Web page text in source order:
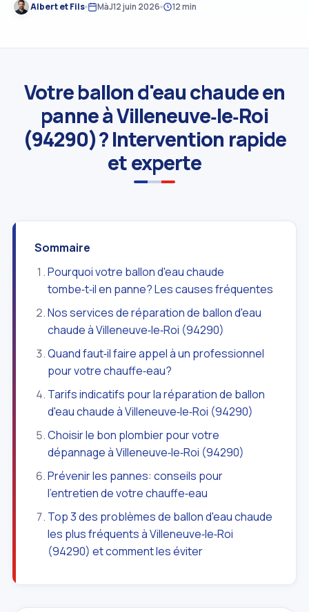
Albert et Fils MàJ12 juin 2026 12 min
Votre ballon d'eau chaude en
panne à Villeneuve‑le‑Roi
(94290)? Intervention rapide
et experte
Sommaire
Pourquoi votre ballon d'eau chaude
tombe‑t‑il en panne? Les causes fréquentes
Nos services de réparation de ballon d'eau
chaude à Villeneuve‑le‑Roi (94290)
Quand faut‑il faire appel à un professionnel
pour votre chauffe‑eau?
Tarifs indicatifs pour la réparation de ballon
d'eau chaude à Villeneuve‑le‑Roi (94290)
Choisir le bon plombier pour votre
dépannage à Villeneuve‑le‑Roi (94290)
Prévenir les pannes: conseils pour
l'entretien de votre chauffe‑eau
Top 3 des problèmes de ballon d'eau chaude
les plus fréquents à Villeneuve‑le‑Roi
(94290) et comment les éviter